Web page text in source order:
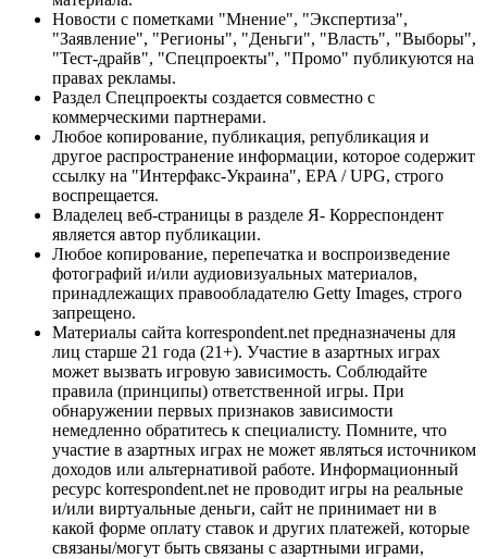
Новости с пометками "Мнение", "Экспертиза",
"Заявление", "Регионы", "Деньги", "Власть", "Выборы",
"Тест-драйв", "Спецпроекты", "Промо" публикуются на
правах рекламы.
Раздел Спецпроекты создается совместно с
коммерческими партнерами.
Любое копирование, публикация, републикация и
другое распространение информации, которое содержит
ссылку на "Интерфакс-Украина", EPA / UPG, строго
воспрещается.
Владелец веб-страницы в разделе Я- Корреспондент
является автор публикации.
Любое копирование, перепечатка и воспроизведение
фотографий и/или аудиовизуальных материалов,
принадлежащих правообладателю Getty Images, строго
запрещено.
Материалы сайта korrespondent.net предназначены для
лиц старше 21 года (21+). Участие в азартных играх
может вызвать игровую зависимость. Соблюдайте
правила (принципы) ответственной игры. При
обнаружении первых признаков зависимости
немедленно обратитесь к специалисту. Помните, что
участие в азартных играх не может являться источником
доходов или альтернативой работе. Информационный
ресурс korrespondent.net не проводит игры на реальные
и/или виртуальные деньги, сайт не принимает ни в
какой форме оплату ставок и других платежей, которые
связаны/могут быть связаны с азартными играми,